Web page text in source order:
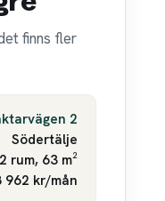
finns fler
2
Södertälje
2 rum, 63 m²
962 kr/mån